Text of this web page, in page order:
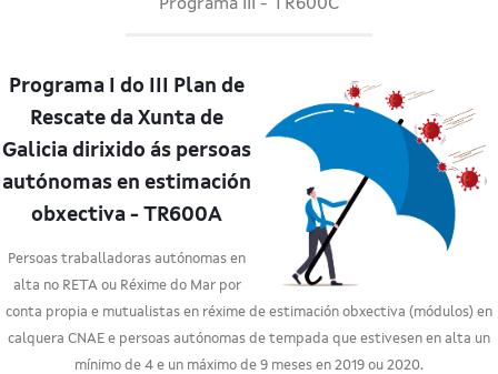
Programa III - TR600C
Programa I do III Plan de
Rescate da Xunta de
Galicia dirixido ás persoas
autónomas en estimación
obxectiva - TR600A
Persoas traballadoras autónomas en
alta no RETA ou Réxime do Mar por
conta propia e mutualistas en réxime de estimación obxectiva (módulos) en
calquera CNAE e persoas autónomas de tempada que estivesen en alta un
mínimo de 4 e un máximo de 9 meses en 2019 ou 2020.